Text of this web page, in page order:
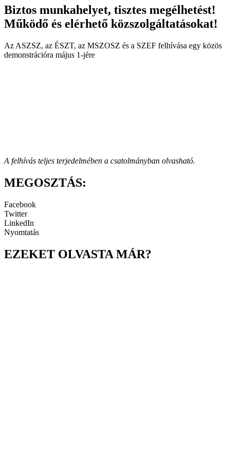
Biztos munkahelyet, tisztes megélhetést!
Működő és elérhető közszolgáltatásokat!
Az ASZSZ, az ÉSZT, az MSZOSZ és a SZEF felhívása egy közös
demonstrációra május 1-jére
A felhívás teljes terjedelmében a csatolmányban olvasható.
MEGOSZTÁS:
Facebook
Twitter
LinkedIn
Nyomtatás
EZEKET OLVASTA MÁR?